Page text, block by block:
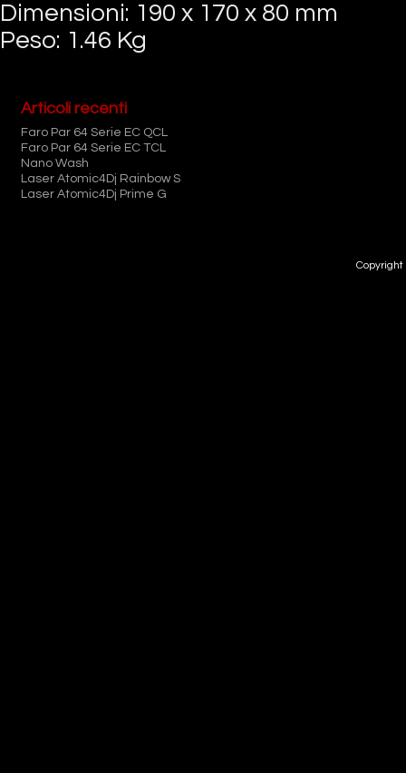
Dimensioni: 190 x 170 x 80 mm
Peso: 1.46 Kg
Articoli recenti
Faro Par 64 Serie EC QCL
Faro Par 64 Serie EC TCL
Nano Wash
Laser Atomic4Dj Rainbow S
Laser Atomic4Dj Prime G
Copyright